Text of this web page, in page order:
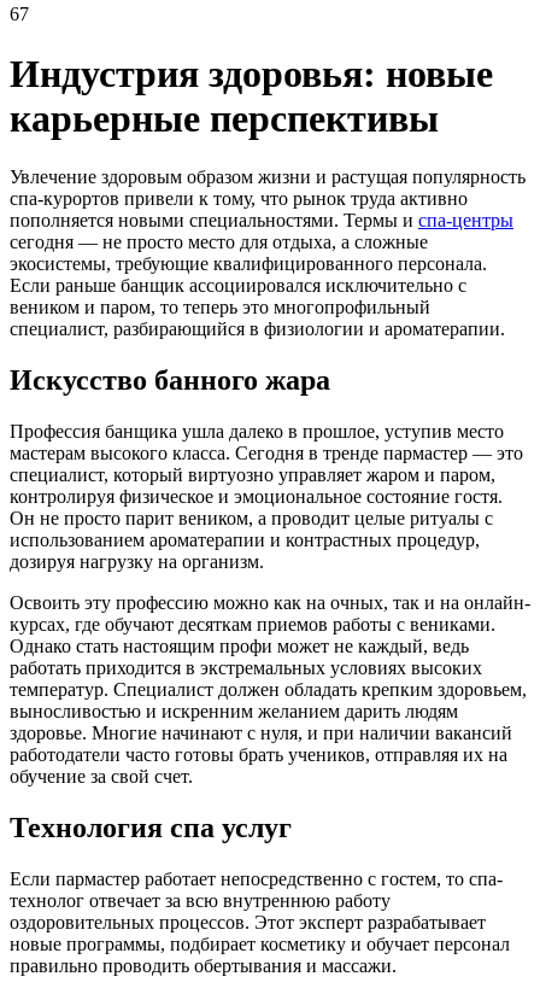
67
Индустрия здоровья: новые
карьерные перспективы
Увлечение здоровым образом жизни и растущая популярность
спа-курортов привели к тому, что рынок труда активно
пополняется новыми специальностями. Термы и спа-центры
сегодня — не просто место для отдыха, а сложные
экосистемы, требующие квалифицированного персонала.
Если раньше банщик ассоциировался исключительно с
веником и паром, то теперь это многопрофильный
специалист, разбирающийся в физиологии и ароматерапии.
Искусство банного жара
Профессия банщика ушла далеко в прошлое, уступив место
мастерам высокого класса. Сегодня в тренде пармастер — это
специалист, который виртуозно управляет жаром и паром,
контролируя физическое и эмоциональное состояние гостя.
Он не просто парит веником, а проводит целые ритуалы с
использованием ароматерапии и контрастных процедур,
дозируя нагрузку на организм.
Освоить эту профессию можно как на очных, так и на онлайн-
курсах, где обучают десяткам приемов работы с вениками.
Однако стать настоящим профи может не каждый, ведь
работать приходится в экстремальных условиях высоких
температур. Специалист должен обладать крепким здоровьем,
выносливостью и искренним желанием дарить людям
здоровье. Многие начинают с нуля, и при наличии вакансий
работодатели часто готовы брать учеников, отправляя их на
обучение за свой счет.
Технология спа услуг
Если пармастер работает непосредственно с гостем, то спа-
технолог отвечает за всю внутреннюю работу
оздоровительных процессов. Этот эксперт разрабатывает
новые программы, подбирает косметику и обучает персонал
правильно проводить обертывания и массажи.